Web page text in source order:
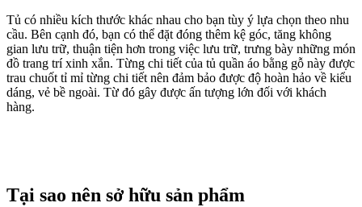
Tủ có nhiều kích thước khác nhau cho bạn tùy ý lựa chọn theo nhu
cầu. Bên cạnh đó, bạn có thể đặt đóng thêm kệ góc, tăng không
gian lưu trữ, thuận tiện hơn trong việc lưu trữ, trưng bày những món
đồ trang trí xinh xắn. Từng chi tiết của tủ quần áo bằng gỗ này được
trau chuốt tỉ mỉ từng chi tiết nên đảm bảo được độ hoàn hảo về kiểu
dáng, vẻ bề ngoài. Từ đó gây được ấn tượng lớn đối với khách
hàng.
Tại sao nên sở hữu sản phẩm